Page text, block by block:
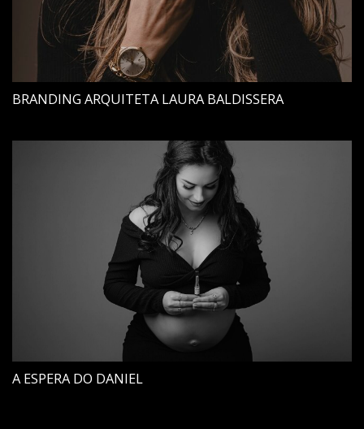
BRANDING ARQUITETA LAURA BALDISSERA
A ESPERA DO DANIEL